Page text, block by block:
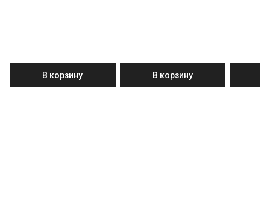
В корзину В корзину